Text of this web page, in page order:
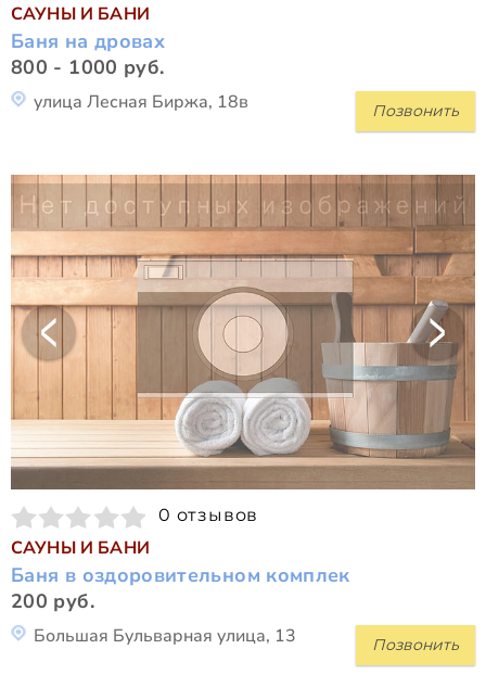
САУНЫ И БАНИ
Баня на дровах
800 - 1000 руб.
Позвонить
улица Лесная Биржа, 18в
0 отзывов
САУНЫ И БАНИ
Баня в оздоровительном комплек
200 руб.
Позвонить
Большая Бульварная улица, 13